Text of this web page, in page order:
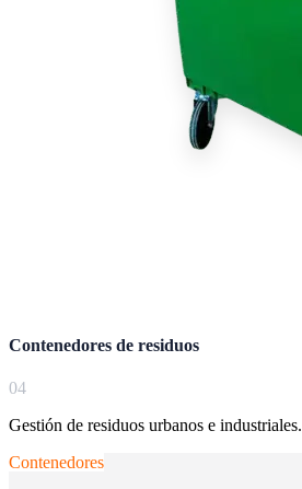
Contenedores de residuos
04
Gestión de residuos urbanos e industriales.
Contenedores